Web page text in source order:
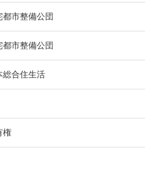
都市整備公団
都市整備公団
総合住生活
権